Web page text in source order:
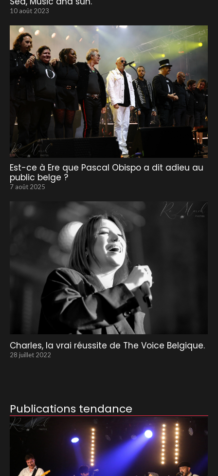
10 août 2023
Est-ce à Ere que Pascal Obispo a dit adieu au
public belge ?
7 août 2025
Charles, la vrai réussite de The Voice Belgique.
28 juillet 2022
Publications tendance